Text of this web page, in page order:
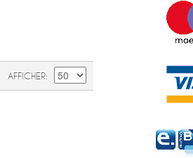
AFFICHER